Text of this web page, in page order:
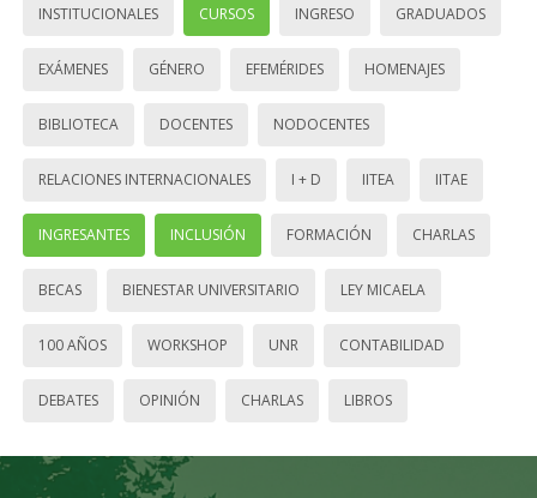
INSTITUCIONALES CURSOS INGRESO GRADUADOS
EXÁMENES GÉNERO EFEMÉRIDES HOMENAJES
BIBLIOTECA DOCENTES NODOCENTES
RELACIONES INTERNACIONALES I + D IITEA IITAE
INGRESANTES INCLUSIÓN FORMACIÓN CHARLAS
BECAS BIENESTAR UNIVERSITARIO LEY MICAELA
100 AÑOS WORKSHOP UNR CONTABILIDAD
DEBATES OPINIÓN CHARLAS LIBROS